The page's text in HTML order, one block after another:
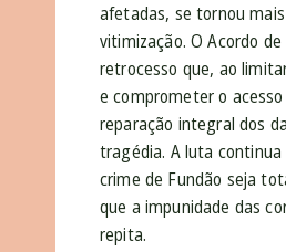
afetadas, se tornou
vitimização. O Acordo
retrocesso que, ao
e comprometer o
reparação integral dos
tragédia. A luta
crime de Fundão seja
que a impunidade das
repita.